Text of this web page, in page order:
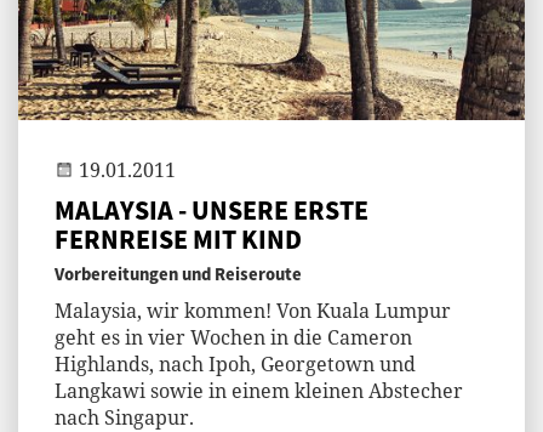
Andi
19.01.2011
MALAYSIA - UNSERE ERSTE
FERNREISE MIT KIND
Vorbereitungen und Reiseroute
Malaysia, wir kommen! Von Kuala Lumpur
geht es in vier Wochen in die Cameron
Highlands, nach Ipoh, Georgetown und
Langkawi sowie in einem kleinen Abstecher
nach Singapur.